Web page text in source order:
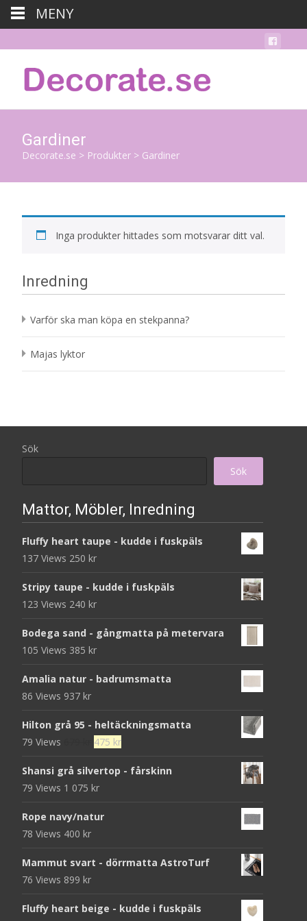
Gardiner
Decorate.se > Produkter > Gardiner
Inga produkter hittades som motsvarar ditt val.
Inredning
Varför ska man köpa en stekpanna?
Majas lyktor
Sök
Sök
Mattor, Möbler, Inredning
Fluffy heart taupe - kudde i fuskpäls
137 Views 250 kr
Stripy taupe - kudde i fuskpäls
123 Views 240 kr
Bodega sand - gångmatta på metervara
105 Views 385 kr
Amalia natur - badrumsmatta
86 Views 937 kr
Hilton grå 95 - heltäckningsmatta
79 Views
Det
priset
var:
475 krDet
priset
Shansi grå silvertop - fårskinn
79 Views 1 075 kr
Rope navy/natur
78 Views 400 kr
Mammut svart - dörrmatta AstroTurf
76 Views 899 kr
Fluffy heart beige - kudde i fuskpäls
MENY